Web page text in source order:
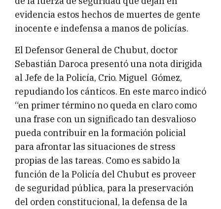
evidencia estos hechos de muertes de gente
inocente e indefensa a manos de policías.
El Defensor General de Chubut, doctor
Sebastián Daroca presentó una nota dirigida
al Jefe de la Policía, Crio. Miguel Gómez,
repudiando los cánticos. En este marco indicó
“en primer término no queda en claro como
una frase con un significado tan desvalioso
pueda contribuir en la formación policial
para afrontar las situaciones de stress
propias de las tareas. Como es sabido la
función de la Policía del Chubut es proveer
de seguridad pública, para la preservación
del orden constitucional, la defensa de la